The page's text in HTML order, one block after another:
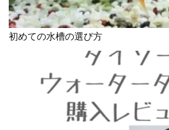
初めての水槽の選び方